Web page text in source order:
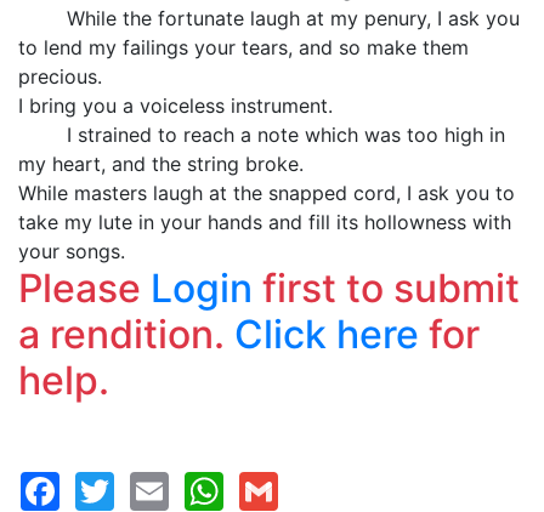
While the fortunate laugh at my penury, I ask you
to lend my failings your tears, and so make them
precious.
I bring you a voiceless instrument.
I strained to reach a note which was too high in
my heart, and the string broke.
While masters laugh at the snapped cord, I ask you to
take my lute in your hands and fill its hollowness with
your songs.
Please Login first to submit
a rendition. Click here for
help.